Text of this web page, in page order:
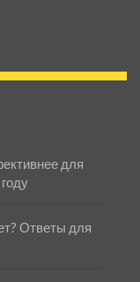
для
Ответы для